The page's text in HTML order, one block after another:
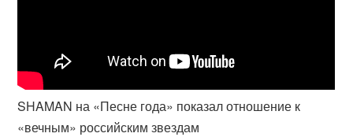
SHAMAN на «Песне года» показал отношение к
«вечным» российским звездам